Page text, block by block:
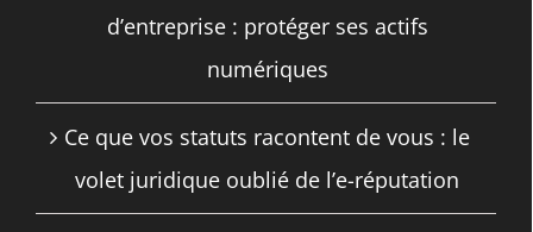
d’entreprise : protéger ses actifs
numériques
Ce que vos statuts racontent de vous : le
volet juridique oublié de l’e-réputation